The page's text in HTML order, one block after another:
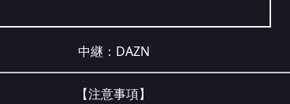
中継： DAZN
【注意事項】